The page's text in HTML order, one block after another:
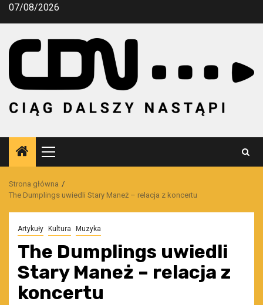
Przejdź
07/08/2026
Menu
główne
Strona główna
The Dumplings uwiedli Stary Maneż – relacja z koncertu
Artykuły Kultura Muzyka
The Dumplings uwiedli
Stary Maneż – relacja z
koncertu